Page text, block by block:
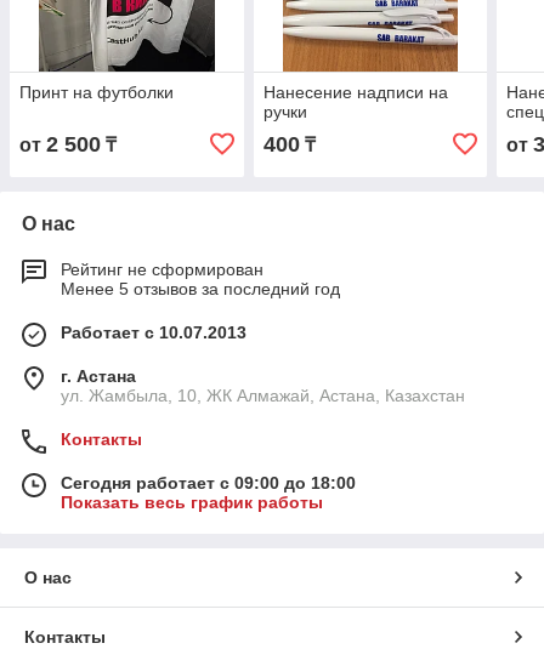
Принт на футболки
от 2 500 ₸
Нанесение надписи на
ручки
400₸ от
О нас
Рейтинг не сформирован
Менее 5 отзывов за последний год
Работает с 10.07.2013
г. Астана
ул. Жамбыла, 10, ЖК Алмажай, Астана, Казахстан
Контакты
Сегодня работает с 09:00 до 18:00
Показать весь график работы
О нас
Контакты